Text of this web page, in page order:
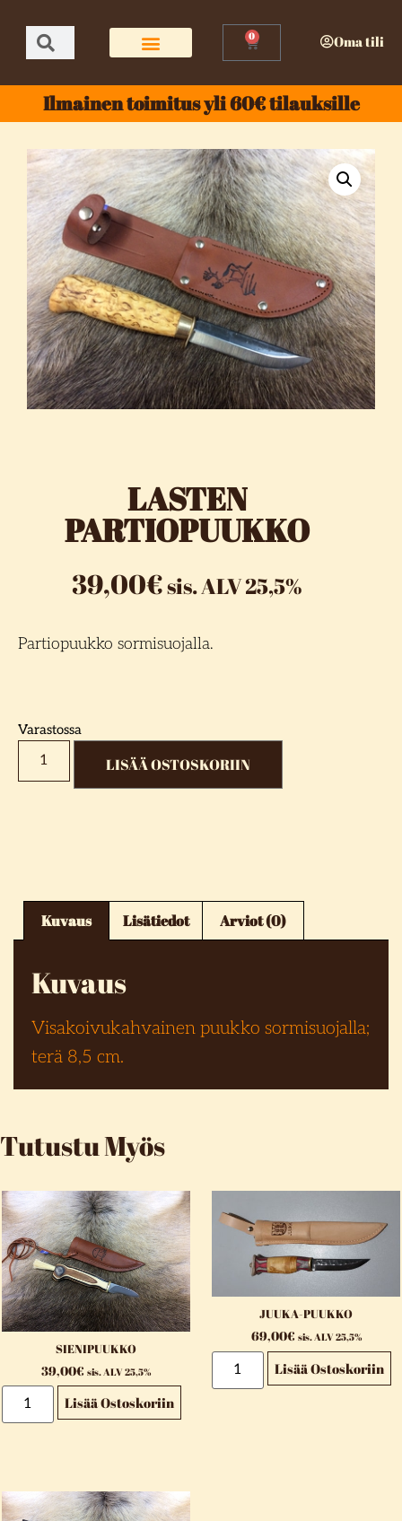
0 Oma tili
Ilmainen toimitus yli 60€ tilauksille
LASTEN
PARTIOPUUKKO
39,00€sis. ALV 25,5%
Partiopuukko sormisuojalla.
Varastossa
LISÄÄ OSTOSKORIIN
Kuvaus Lisätiedot Arviot (0)
Kuvaus
Visakoivukahvainen puukko sormisuojalla;
terä 8,5 cm.
Tutustu Myös
SIENIPUUKKO
39,00€ sis. ALV 25,5%
Lisää Ostoskoriin
JUUKA-PUUKKO
69,00€ sis. ALV 25,5%
Lisää Ostoskoriin